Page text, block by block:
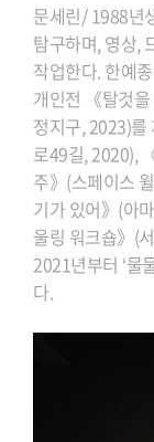
문세린/ 1988년
탐구하며, 영상,
작업한다. 한예
개인전 《탈것
정지구, 2023)
로49길, 2020),
주》(스페이스
기가 있어》(아
울링 워크숍》(
2021년부터 ‘물
다.